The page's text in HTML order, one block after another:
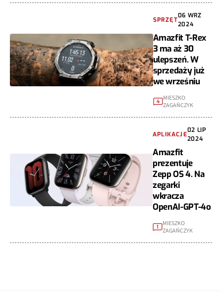
SPRZĘT
06 WRZ
2024
Amazfit T-Rex
3 ma aż 30
ulepszeń. W
sprzedaży już
we wrześniu
4 MIESZKO
ZAGAŃCZYK
APLIKACJE
02 LIP
2024
Amazfit
prezentuje
Zepp OS 4. Na
zegarki
wkracza
OpenAI-GPT-4o
1
MIESZKO
ZAGAŃCZYK